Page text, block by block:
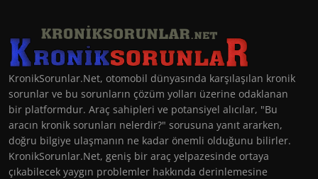
KronikSorunlar.Net, otomobil dünyasında karşılaşılan kronik
sorunlar ve bu sorunların çözüm yolları üzerine odaklanan
bir platformdur. Araç sahipleri ve potansiyel alıcılar, "Bu
aracın kronik sorunları nelerdir?" sorusuna yanıt ararken,
doğru bilgiye ulaşmanın ne kadar önemli olduğunu bilirler.
KronikSorunlar.Net, geniş bir araç yelpazesinde ortaya
çıkabilecek yaygın problemler hakkında derinlemesine